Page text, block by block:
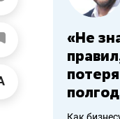
работа «Не